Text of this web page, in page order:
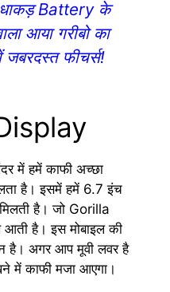
Battery के
आया गरीबो का
जबरदस्त फीचर्स!
में हमें काफी अच्छा
है। इसमें हमें 6.7 इंच
है। जो Gorilla
है। इस मोबाइल की
है। अगर आप मूवी लवर है
में काफी मजा आएगा।